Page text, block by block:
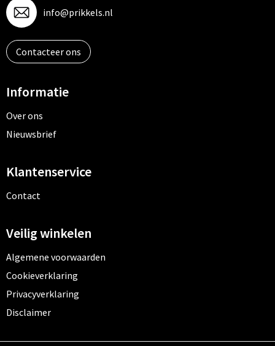
info@prikkels.nl
Contacteer ons
Informatie
Over ons
Nieuwsbrief
Klantenservice
Contact
Veilig winkelen
Algemene voorwaarden
Cookieverklaring
Privacyverklaring
Disclaimer